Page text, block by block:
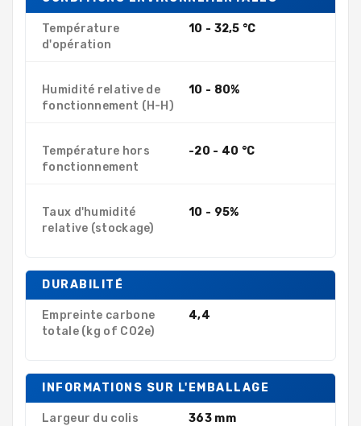
Température
d'opération
10 - 32,5 °C
Humidité relative de
fonctionnement (H-H)
10 - 80%
Température hors
fonctionnement
-20 - 40 °C
Taux d'humidité
relative (stockage)
10 - 95%
DURABILITÉ
Empreinte carbone
totale (kg of CO2e)
4,4
INFORMATIONS SUR L'EMBALLAGE
Largeur du colis 363 mm